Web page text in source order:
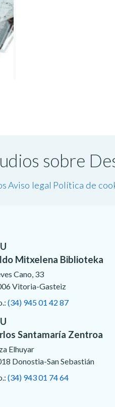
sobre
Aviso legal Política de
Mitxelena Biblioteka
Cano, 33
Vitoria-Gasteiz
(34) 945 01 42 87
Santamaría Zentroa
Elhuyar
Donostia-San Sebastián
(34) 943 01 74 64